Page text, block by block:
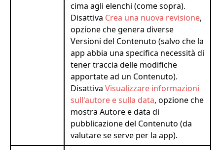
cima agli elenchi (come sopra).
Disattiva Crea una nuova revisione,
opzione che genera diverse
Versioni del Contenuto (salvo che la
app abbia una specifica necessità di
tener traccia delle modifiche
apportate ad un Contenuto).
Disattiva Visualizzare informazioni
sull'autore e sulla data, opzione che
mostra Autore e data di
pubblicazione del Contenuto (da
valutare se serve per la app).